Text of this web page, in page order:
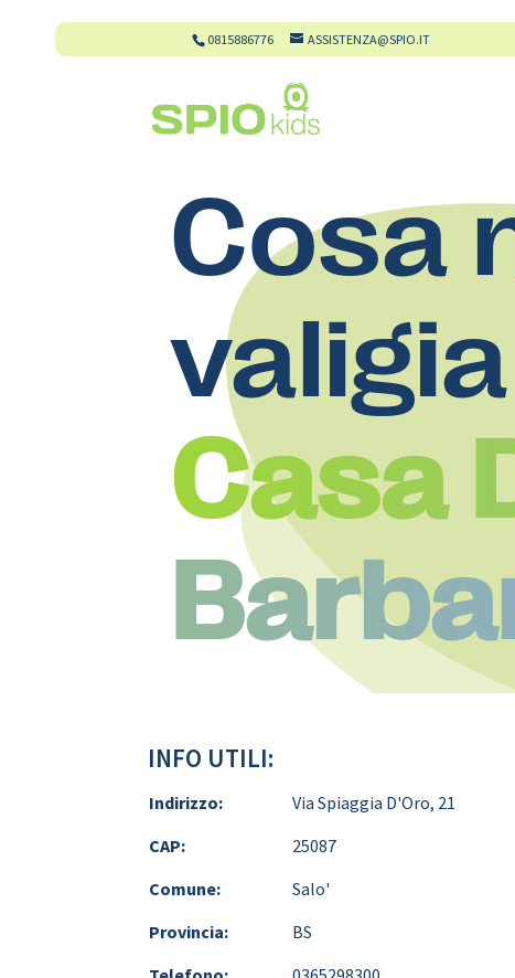
0815886776 ASSISTENZA@SPIO.IT
Cosa
Casa
INFO UTILI:
Indirizzo:
Via Spiaggia D'Oro, 21
CAP:
25087
Comune:
Salo'
Provincia:
BS